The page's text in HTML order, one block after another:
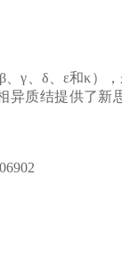
、γ、δ、ε和κ）
异质结提供了新